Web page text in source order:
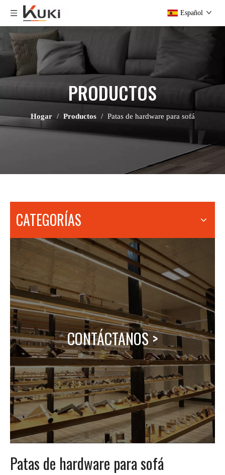
Español
PRODUCTOS
Hogar / Productos / Patas de hardware para sofá
CATEGORÍAS
CONTÁCTANOS >
Patas de hardware para sofá